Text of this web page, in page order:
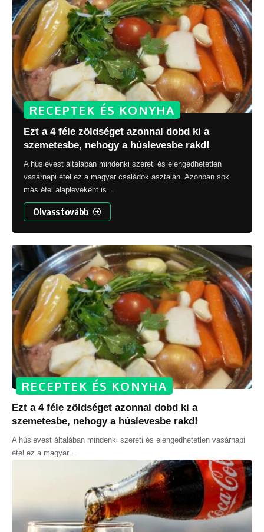
RECEPTEK ÉS KONYHA
Ezt a 4 féle zöldséget azonnal dobd ki a
szemetesbe, nehogy a húslevesbe rakd!
A húslevest általában mindenki szereti és elengedhetetlen
vasárnapi étel ez a magyar családok asztalán. Azonban sok
más étel alapleveként is
Olvass tovább
RECEPTEK ÉS KONYHA
Ezt a 4 féle zöldséget azonnal dobd ki a
szemetesbe, nehogy a húslevesbe rakd!
A húslevest általában mindenki szereti és elengedhetetlen vasárnapi
étel ez a magyar